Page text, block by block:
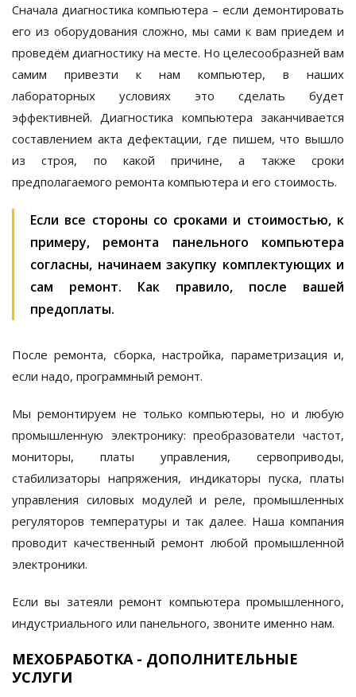
Сначала диагностика компьютера – если демонтировать
его из оборудования сложно, мы сами к вам приедем и
проведём диагностику на месте. Но целесообразней вам
самим привезти к нам компьютер, в наших
лабораторных условиях это сделать будет
эффективней. Диагностика компьютера заканчивается
составлением акта дефектации, где пишем, что вышло
из строя, по какой причине, а также сроки
предполагаемого ремонта компьютера и его стоимость.
Если все стороны со сроками и стоимостью, к
примеру, ремонта панельного компьютера
согласны, начинаем закупку комплектующих и
сам ремонт. Как правило, после вашей
предоплаты.
После ремонта, сборка, настройка, параметризация и,
если надо, программный ремонт.
Мы ремонтируем не только компьютеры, но и любую
промышленную электронику: преобразователи частот,
мониторы, платы управления, сервоприводы,
стабилизаторы напряжения, индикаторы пуска, платы
управления силовых модулей и реле, промышленных
регуляторов температуры и так далее. Наша компания
проводит качественный ремонт любой промышленной
электроники.
Если вы затеяли ремонт компьютера промышленного,
индустриального или панельного, звоните именно нам.
МЕХОБРАБОТКА - ДОПОЛНИТЕЛЬНЫЕ
УСЛУГИ